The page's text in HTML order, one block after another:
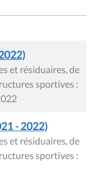
et résiduaires, de
sportives :
- 2022)
et résiduaires, de
sportives :